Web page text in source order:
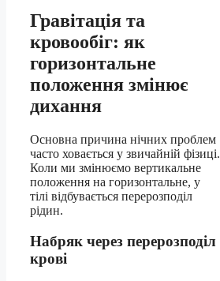
Гравітація та
кровообіг: як
горизонтальне
положення змінює
дихання
Основна причина нічних проблем
часто ховається у звичайній фізиці.
Коли ми змінюємо вертикальне
положення на горизонтальне, у
тілі відбувається перерозподіл
рідин.
Набряк через перерозподіл
крові